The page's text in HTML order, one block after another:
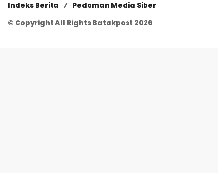
Indeks Berita
Pedoman Media Siber
© Copyright All Rights Batakpost 2026